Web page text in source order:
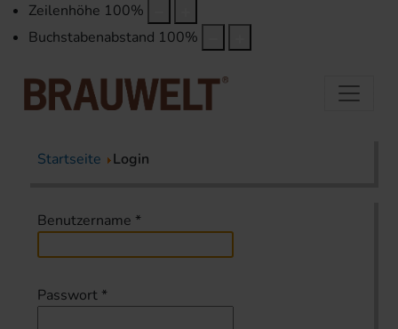
Zeilenhöhe 100%
Buchstabenabstand 100%
Startseite Login
Benutzername *
Passwort *